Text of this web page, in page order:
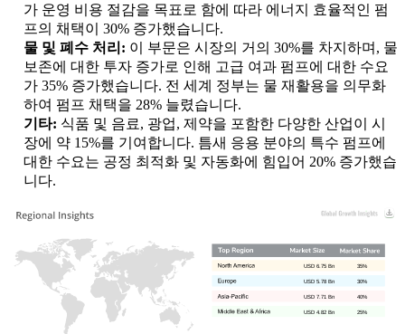
가 운영 비용 절감을 목표로 함에 따라 에너지 효율적인 펌
프의 채택이 30% 증가했습니다.
물 및 폐수 처리: 이 부문은 시장의 거의 30%를 차지하며, 물
보존에 대한 투자 증가로 인해 고급 여과 펌프에 대한 수요
가 35% 증가했습니다. 전 세계 정부는 물 재활용을 의무화
하여 펌프 채택을 28% 늘렸습니다.
기타: 식품 및 음료, 광업, 제약을 포함한 다양한 산업이 시
장에 약 15%를 기여합니다. 틈새 응용 분야의 특수 펌프에
대한 수요는 공정 최적화 및 자동화에 힘입어 20% 증가했습
니다.
25%
USD 4.82 Bn
40%
USD 7.71 Bn
30%
USD 5.78 Bn
35%
USD 6.75 Bn